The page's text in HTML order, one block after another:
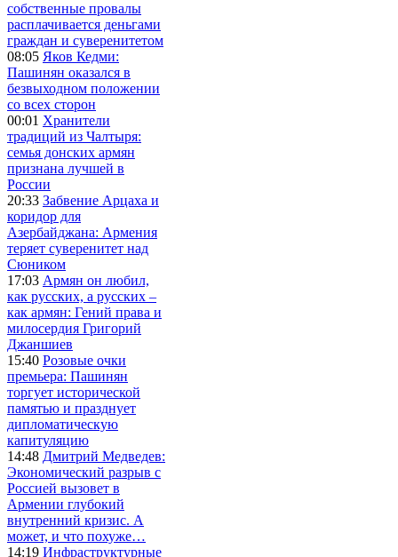
собственные провалы
расплачивается деньгами
граждан и суверенитетом
08:05 Яков Кедми:
Пашинян оказался в
безвыходном положении
со всех сторон
00:01 Хранители
традиций из Чалтыря:
семья донских армян
признана лучшей в
России
20:33 Забвение Арцаха и
коридор для
Азербайджана: Армения
теряет суверенитет над
Сюником
17:03 Армян он любил,
как русских, а русских –
как армян: Гений права и
милосердия Григорий
Джаншиев
15:40 Розовые очки
премьера: Пашинян
торгует исторической
памятью и празднует
дипломатическую
капитуляцию
14:48 Дмитрий Медведев:
Экономический разрыв с
Россией вызовет в
Армении глубокий
внутренний кризис. А
может, и что похуже…
14:19 Инфраструктурные